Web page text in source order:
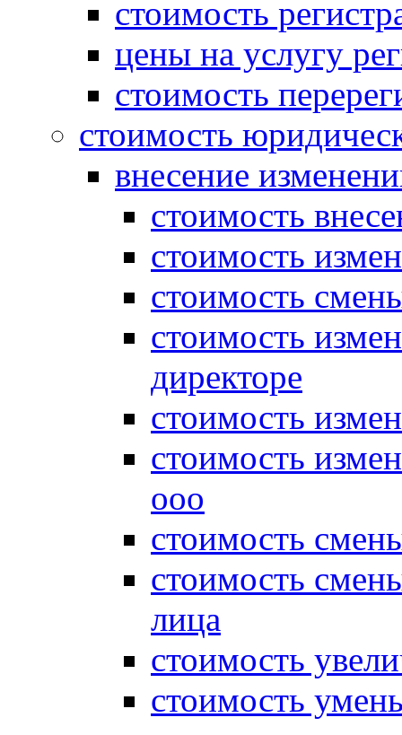
стоимость
цены на услугу
стоимость
стоимость
внесение
стоимость
стоимость
стоимость
стоимость
директоре
стоимость
стоимость
ооо
стоимость
стоимость
лица
стоимость
стоимость